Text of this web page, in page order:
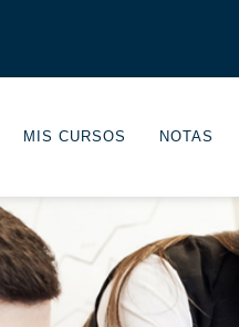
MIS CURSOS NOTAS